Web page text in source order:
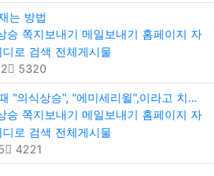
는 방법
승 쪽지보내기 메일보내기 홈페이지 자
디로 검색 전체게시물
조회
5320
식상승", "에미세리윌",이라고 치셔서 검색해주세요.
승 쪽지보내기 메일보내기 홈페이지 자
디로 검색 전체게시물
조회
4221